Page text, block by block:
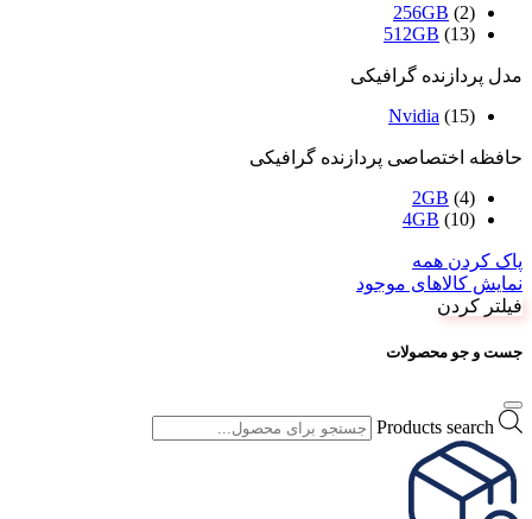
256GB (2)
512GB (13)
مدل پردازنده گرافیکی
Nvidia (15)
حافظه اختصاصی پردازنده گرافیکی
2GB (4)
4GB (10)
پاک کردن همه
نمایش کالاهای موجود
فیلتر کردن
جست و جو محصولات
Products search